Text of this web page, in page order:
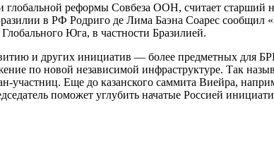
глобальной реформы Совбеза ООН, считает старший
в РФ Родриго де Лима Баэна Соарес сообщил
Юга, в частности Бразилией.
и других инициатив — более предметных для
по новой независимой инфраструктуре. Так
Еще до казанского саммита Виейра,
поможет углубить начатые Россией